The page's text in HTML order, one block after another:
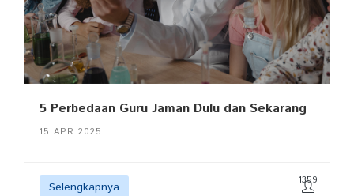
5 Perbedaan Guru Jaman Dulu dan Sekarang
15 APR 2025
Selengkapnya 1359